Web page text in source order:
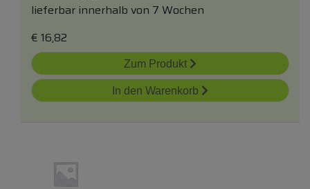
lieferbar innerhalb von 7 Wochen
€ 16,82
Zum Produkt
In den Warenkorb